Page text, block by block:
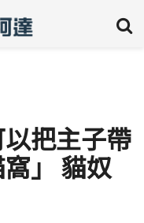
把主子帶
」 貓奴